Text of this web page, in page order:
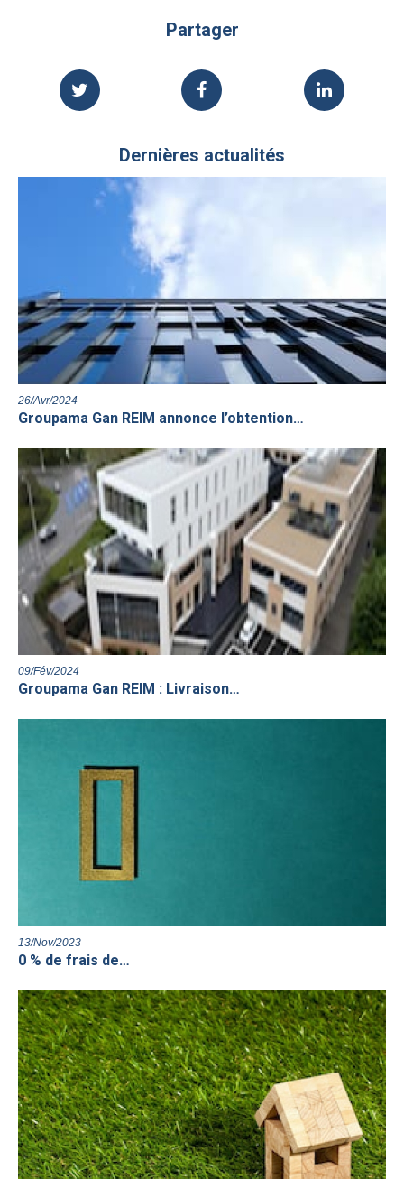
Partager
Dernières actualités
26/Avr/2024
Groupama Gan REIM annonce l’obtention…
09/Fév/2024
Groupama Gan REIM : Livraison…
13/Nov/2023
0 % de frais de…